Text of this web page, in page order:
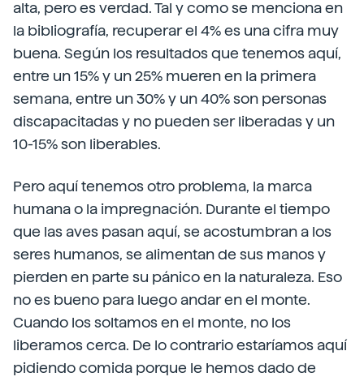
alta, pero es verdad. Tal y como se menciona en
la bibliografía, recuperar el 4% es una cifra muy
buena. Según los resultados que tenemos aquí,
entre un 15% y un 25% mueren en la primera
semana, entre un 30% y un 40% son personas
discapacitadas y no pueden ser liberadas y un
10-15% son liberables.
Pero aquí tenemos otro problema, la marca
humana o la impregnación. Durante el tiempo
que las aves pasan aquí, se acostumbran a los
seres humanos, se alimentan de sus manos y
pierden en parte su pánico en la naturaleza. Eso
no es bueno para luego andar en el monte.
Cuando los soltamos en el monte, no los
liberamos cerca. De lo contrario estaríamos aquí
pidiendo comida porque le hemos dado de